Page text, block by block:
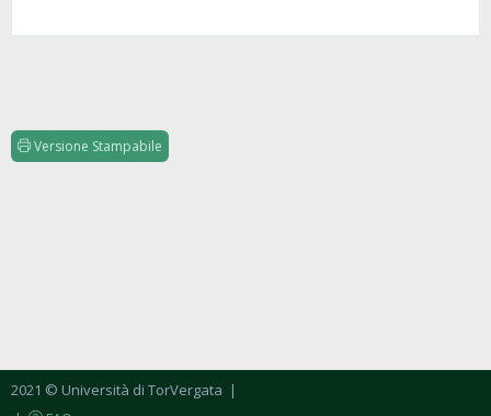
Versione Stampabile
2021 © Università di TorVergata |